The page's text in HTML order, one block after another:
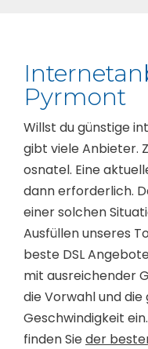
Pyrmont
Willst du günstige
gibt viele Anbieter.
osnatel. Eine
dann erforderlich.
einer solchen
Ausfüllen unseres
beste DSL
mit ausreichender
die Vorwahl und
Geschwindigkeit
finden Sieder